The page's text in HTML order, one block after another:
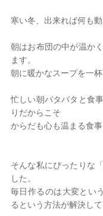
9 10 11 12 13 14
16 17 18
23 24 25 26 27 28
定休日
寒い冬、出来れば何も
朝はお布団の中が温か
ます。
朝に暖かなスープを一
忙しい朝バタバタと食
りだからこそ
からだも心も温まる食事
そんな私にぴったりな
した。
毎日作るのは大変とい
るという方法が解決して